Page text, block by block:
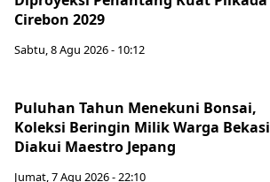
Cirebon 2029
Sabtu, 8 Agu 2026 - 10:12
Puluhan Tahun Menekuni Bonsai,
Koleksi Beringin Milik Warga Bekasi
Diakui Maestro Jepang
Jumat, 7 Agu 2026 - 22:10